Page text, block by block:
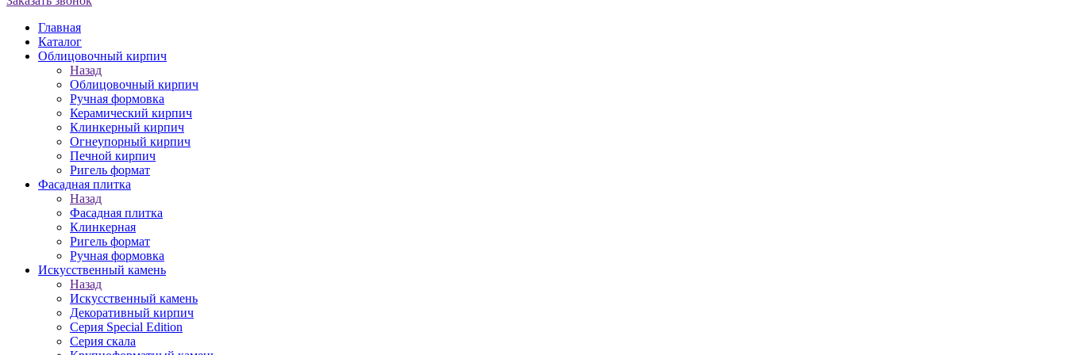
Главная
Каталог
Облицовочный кирпич
Назад
Облицовочный кирпич
Ручная формовка
Керамический кирпич
Клинкерный кирпич
Огнеупорный кирпич
Печной кирпич
Ригель формат
Фасадная плитка
Назад
Фасадная плитка
Клинкерная
Ригель формат
Ручная формовка
Искусственный камень
Назад
Искусственный камень
Декоративный кирпич
Серия Special Edition
Серия скала